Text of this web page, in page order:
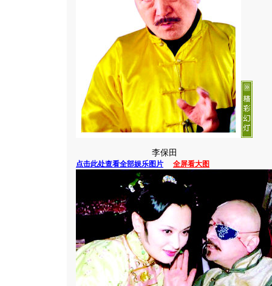
李保田
点击此处查看全部娱乐图片 全屏看大图